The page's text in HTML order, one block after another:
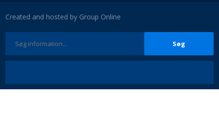
Created and hosted by Group Online